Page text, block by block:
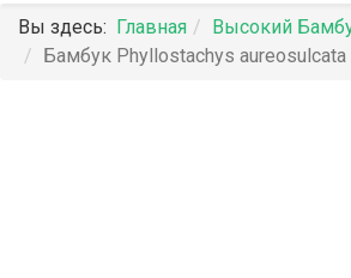
Вы здесь: Главная
Высокий
Бамбук Phyllostachys aureosulcata